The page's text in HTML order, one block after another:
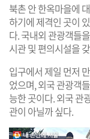
북촌 안 한옥마을에
하기에 제격인 곳이
다. 국내외 관광객들
시관 및 편의시설을
입구에서 제일 먼저
었으며, 외국 관광객
능한 곳이다. 외국 관
관이 아닐까 싶다.